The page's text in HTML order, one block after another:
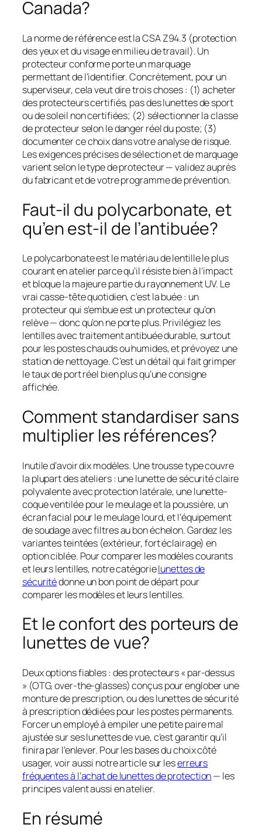
Canada?
La norme de référence est la CSA Z94.3 (protection
des yeux et du visage en milieu de travail). Un
protecteur conforme porte un marquage
permettant de l’identifier. Concrètement, pour un
superviseur, cela veut dire trois choses : (1) acheter
des protecteurs certifiés, pas des lunettes de sport
ou de soleil non certifiées; (2) sélectionner la classe
de protecteur selon le danger réel du poste; (3)
documenter ce choix dans votre analyse de risque.
Les exigences précises de sélection et de marquage
varient selon le type de protecteur — validez auprès
du fabricant et de votre programme de prévention.
Faut-il du polycarbonate, et
qu’en est-il de l’antibuée?
Le polycarbonate est le matériau de lentille le plus
courant en atelier parce qu’il résiste bien à l’impact
et bloque la majeure partie du rayonnement UV. Le
vrai casse-tête quotidien, c’est la buée : un
protecteur qui s’embue est un protecteur qu’on
relève — donc qu’on ne porte plus. Privilégiez les
lentilles avec traitement antibuée durable, surtout
pour les postes chauds ou humides, et prévoyez une
station de nettoyage. C’est un détail qui fait grimper
le taux de port réel bien plus qu’une consigne
affichée.
Comment standardiser sans
multiplier les références?
Inutile d’avoir dix modèles. Une trousse type couvre
la plupart des ateliers : une lunette de sécurité claire
polyvalente avec protection latérale, une lunette-
coque ventilée pour le meulage et la poussière, un
écran facial pour le meulage lourd, et l’équipement
de soudage avec filtres au bon échelon. Gardez les
variantes teintées (extérieur, fort éclairage) en
option ciblée. Pour comparer les modèles courants
et leurs lentilles, notre catégorielunettes de
sécuritédonne un bon point de départ pour
comparer les modèles et leurs lentilles.
Et le confort des porteurs de
lunettes de vue?
Deux options fiables : des protecteurs « par-dessus
» (OTG, over-the-glasses) conçus pour englober une
monture de prescription, ou des lunettes de sécurité
à prescription dédiées pour les postes permanents.
Forcer un employé à empiler une petite paire mal
ajustée sur ses lunettes de vue, c’est garantir qu’il
finira par l’enlever. Pour les bases du choix côté
usager, voir aussi notre article sur leserreurs
fréquentes à l’achat de lunettes de protection— les
principes valent aussi en atelier.
En résumé